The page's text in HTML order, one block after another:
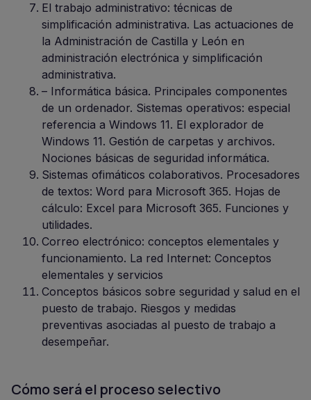
El trabajo administrativo: técnicas de
simplificación administrativa. Las actuaciones de
la Administración de Castilla y León en
administración electrónica y simplificación
administrativa.
– Informática básica. Principales componentes
de un ordenador. Sistemas operativos: especial
referencia a Windows 11. El explorador de
Windows 11. Gestión de carpetas y archivos.
Nociones básicas de seguridad informática.
Sistemas ofimáticos colaborativos. Procesadores
de textos: Word para Microsoft 365. Hojas de
cálculo: Excel para Microsoft 365. Funciones y
utilidades.
Correo electrónico: conceptos elementales y
funcionamiento. La red Internet: Conceptos
elementales y servicios
Conceptos básicos sobre seguridad y salud en el
puesto de trabajo. Riesgos y medidas
preventivas asociadas al puesto de trabajo a
desempeñar.
Cómo será el proceso selectivo